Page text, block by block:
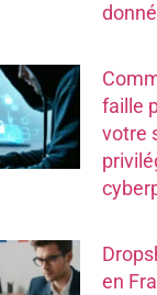
faille
votre
en